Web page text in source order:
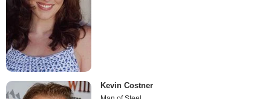
Kevin Costner